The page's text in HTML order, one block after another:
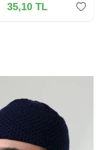
35,10 TL